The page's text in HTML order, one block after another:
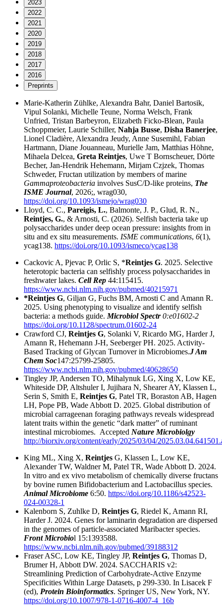
2023
2022
2021
2020
2019
2018
2017
2016
Preprints
Marie-Katherin Zühlke, Alexandra Bahr, Daniel Bartosik,
Vipul Solanki, Michelle Teune, Norma Welsch, Frank
Unfried, Tristan Barbeyron, Elizabeth Ficko-Blean, Paula
Schoppmeier, Laurie Schiller, Nahja Busse, Disha Banerjee,
Lionel Cladière, Alexandra Jeudy, Anne Susemihl, Fabian
Hartmann, Diane Jouanneau, Murielle Jam, Matthias Höhne,
Mihaela Delcea, Greta Reintjes, Uwe T Bornscheuer, Dörte
Becher, Jan-Hendrik Hehemann, Mirjam Czjzek, Thomas
Schweder, Fructan utilization by members of marine
Gammaproteobacteria involves SusC/D-like proteins, The
ISME Journal, 2026;, wrag030,
https://doi.org/10.1093/ismejo/wrag030
Lloyd, C. C., Pareigis, L., Balmonte, J. P., Glud, R. N.,
Reintjes, G., & Arnosti, C. (2026). Selfish bacteria take up
polysaccharides under deep ocean pressure: insights from in
situ and ex situ measurements. ISME communications, 6(1),
ycag138. https://doi.org/10.1093/ismeco/ycag138
Cackovic A, Pjevac P, Orlic S, *Reintjes G. 2025. Selective
heterotopic bacteria can selfishly process polysaccharides in
freshwater lakes. Cell Rep 44:115415.
https://www.ncbi.nlm.nih.gov/pubmed/40215971
*Reintjes G, Giljan G, Fuchs BM, Arnosti C and Amann R.
2025. Using phenotyping to visualize and identify selfish
bacteria: a methods guide. Microbiol Spectr0:e01602-2
https://doi.org/10.1128/spectrum.01602-24
Crawford CJ, Reintjes G, Solanki V, Ricardo MG, Harder J,
Amann R, Hehemann J-H, Seeberger PH. 2025. Activity-
Based Tracking of Glycan Turnover in Microbiomes.J Am
Chem Soc147:25799-25805.
https://www.ncbi.nlm.nih.gov/pubmed/40628650
Tingley JP, Andersen TO, Mihalynuk LG, Xing X, Low KE,
Whiteside DP, Altshuler I, Jujihara N, Shearer AY, Klassen L,
Serin S, Smith E, Reintjes G, Patel TR, Boraston AB, Hagen
LH, Pope PB, Wade Abbott D. 2025. Global distribution of
microbial carrageenan foraging pathways reveals widespread
latent traits within the genetic “dark matter” of ruminant
intestinal microbiomes. Accepted Nature Microbiolgy
http://biorxiv.org/content/early/2025/03/04/
King ML, Xing X, Reintjes G, Klassen L, Low KE,
Alexander TW, Waldner M, Patel TR, Wade Abbott D. 2024.
In vitro and ex vivo metabolism of chemically diverse fructans
by bovine rumen Bifidobacterium and Lactobacillus species.
Animal Microbiome 6:50. https://doi.org/10.1186/s42523-
024-00328-1
Kalenborn S, Zuhlke D, Reintjes G, Riedel K, Amann RI,
Harder J. 2024. Genes for laminarin degradation are dispersed
in the genomes of particle-associated Maribacter species.
Front Microbiol 15:1393588.
https://www.ncbi.nlm.nih.gov/pubmed/39188312
Fraser ASC, Low KE, Tingley JP, Reintjes G, Thomas D,
Brumer H, Abbott DW. 2024. SACCHARIS v2:
Streamlining Prediction of Carbohydrate-Active Enzyme
Specificities Within Large Datasets, p 299-330. In Lisacek F
(ed), Protein Bioinformatics. Springer US, New York, NY.
https://doi.org/10.1007/978-1-0716-4007-4_16b